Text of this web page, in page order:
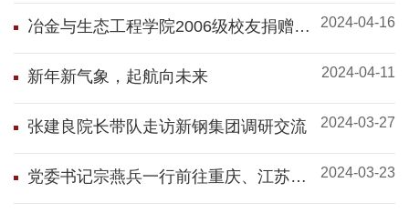
冶金与生态工程学院2006级校友捐赠
“百炼成钢”泰山石及奖学金
2024-04-16
新年新气象，起航向未来 2024-04-11
张建良院长带队走访新钢集团调研交流 2024-03-27
党委书记宗燕兵一行前往重庆、江苏两
地六所优质高中签约授牌并做科普讲座
2024-03-23